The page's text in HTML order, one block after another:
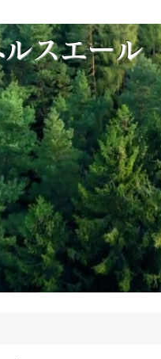
ルスエール